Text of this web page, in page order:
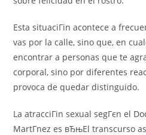
Esta situaciГіn acontece a
vas por la calle, sino que, en
encontrar a personas que te
corporal, sino por diferentes
provoca de quedar distinguido.
La atracciГіn sexual segГєn el
MartГ­nez es вЂњEl transcurso